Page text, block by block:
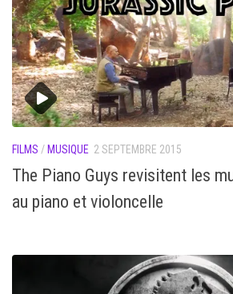
FILMS / MUSIQUE 2 SEPTEMBRE 2015
The Piano Guys revisitent les
au piano et violoncelle